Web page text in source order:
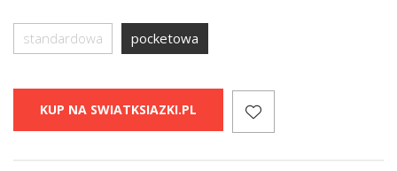
standardowa pocketowa
KUP NA SWIATKSIAZKI.PL